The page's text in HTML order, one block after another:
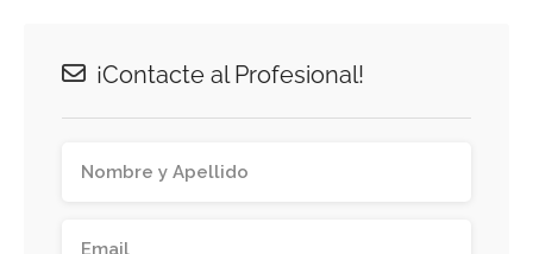
¡Contacte al Profesional!